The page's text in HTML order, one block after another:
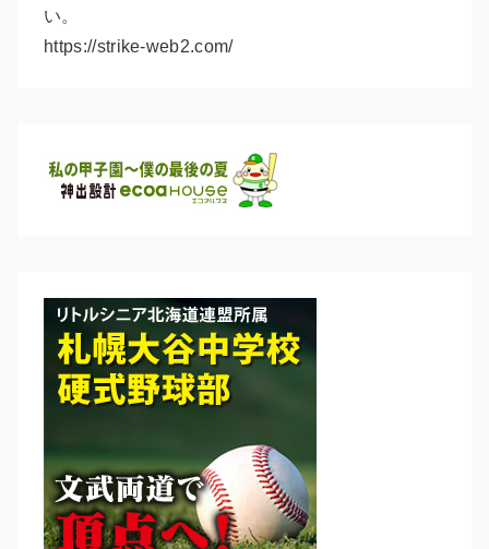
い。
https://strike-web2.com/